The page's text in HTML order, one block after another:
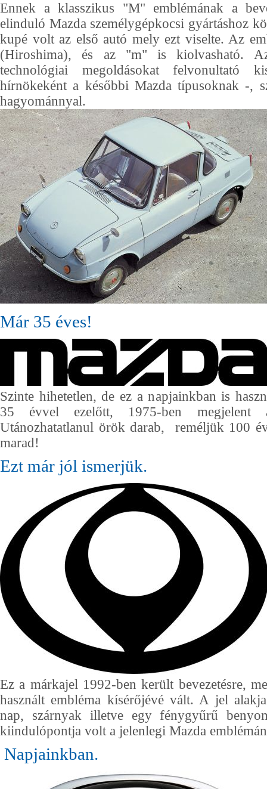
Ennek a klasszikus "M" emblémának a
elinduló Mazda személygépkocsi gyártáshoz
kupé volt az első autó mely ezt viselte. Az
(Hiroshima), és az "m" is kiolvasható.
technológiai megoldásokat
hírnökeként a későbbi Mazda típusoknak -,
hagyománnyal.
Már 35 éves!
Szinte hihetetlen, de ez a napjainkban is
35 évvel ezelőtt, 1975-ben megjelent
Utánozhatatlanul örök darab, reméljük 100
marad!
Ezt már jól ismerjük.
Ez a márkajel 1992-ben került bevezetésre,
használt embléma kísérőjévé vált. A jel
nap, szárnyak illetve egy fénygyűrű
kiindulópontja volt a jelenlegi Mazda
Napjainkban.